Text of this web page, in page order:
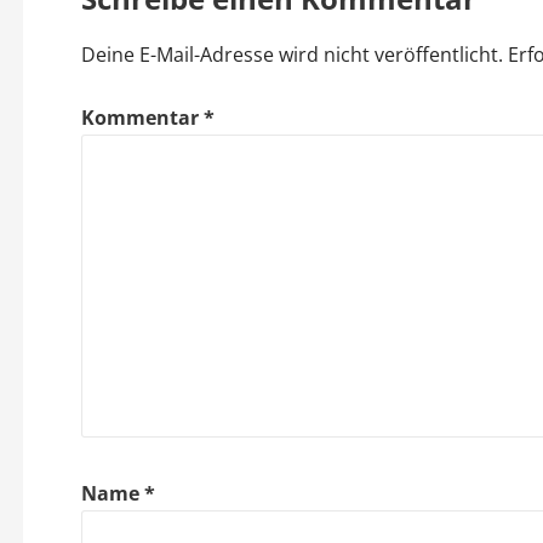
Deine E-Mail-Adresse wird nicht veröffentlicht.
Kommentar*
Name*